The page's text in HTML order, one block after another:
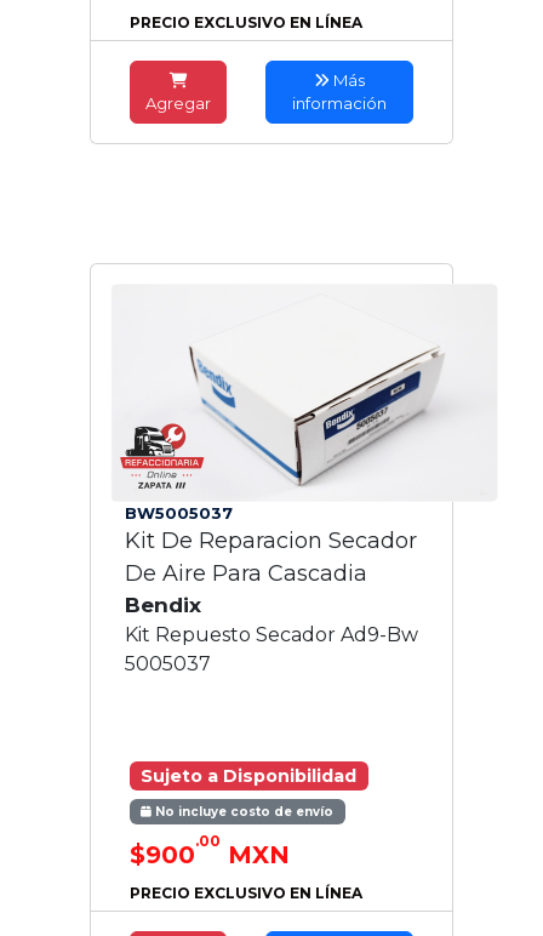
PRECIO EXCLUSIVO EN LÍNEA
Agregar
Más
información
BW5005037
Kit De Reparacion Secador
De Aire Para Cascadia
Bendix
Kit Repuesto Secador Ad9-Bw
5005037
Sujeto a Disponibilidad
No incluye costo de envío
$900.00 MXN
PRECIO EXCLUSIVO EN LÍNEA